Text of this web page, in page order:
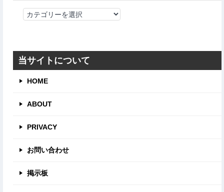
カ
リ
当サイトについて
HOME
ABOUT
PRIVACY
お問い合わせ
掲示板